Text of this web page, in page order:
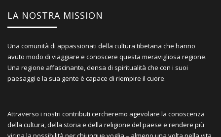
LA NOSTRA MISSION
Una comunità di appassionati della cultura tibetana che hanno
avuto modo di viaggiare e conoscere questa meravigliosa regione.
Una regione affascinante, densa di spiritualità che con i suoi
paesaggi e la sua gente è capace di riempire il cuore.
Attraverso i nostri contributi cercheremo agevolare la conoscenza
della cultura, della storia e della religione del paese e rendere più